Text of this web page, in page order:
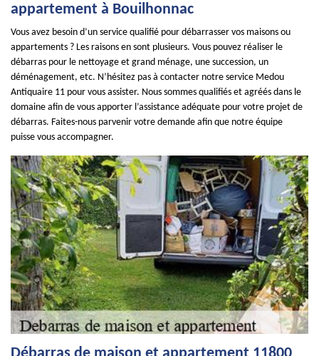
appartement à Bouilhonnac
Vous avez besoin d’un service qualifié pour débarrasser vos maisons ou
appartements ? Les raisons en sont plusieurs. Vous pouvez réaliser le
débarras pour le nettoyage et grand ménage, une succession, un
déménagement, etc. N’hésitez pas à contacter notre service Medou
Antiquaire 11 pour vous assister. Nous sommes qualifiés et agréés dans le
domaine afin de vous apporter l’assistance adéquate pour votre projet de
débarras. Faites-nous parvenir votre demande afin que notre équipe
puisse vous accompagner.